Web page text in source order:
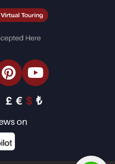
房产
£ € $ ₺
on